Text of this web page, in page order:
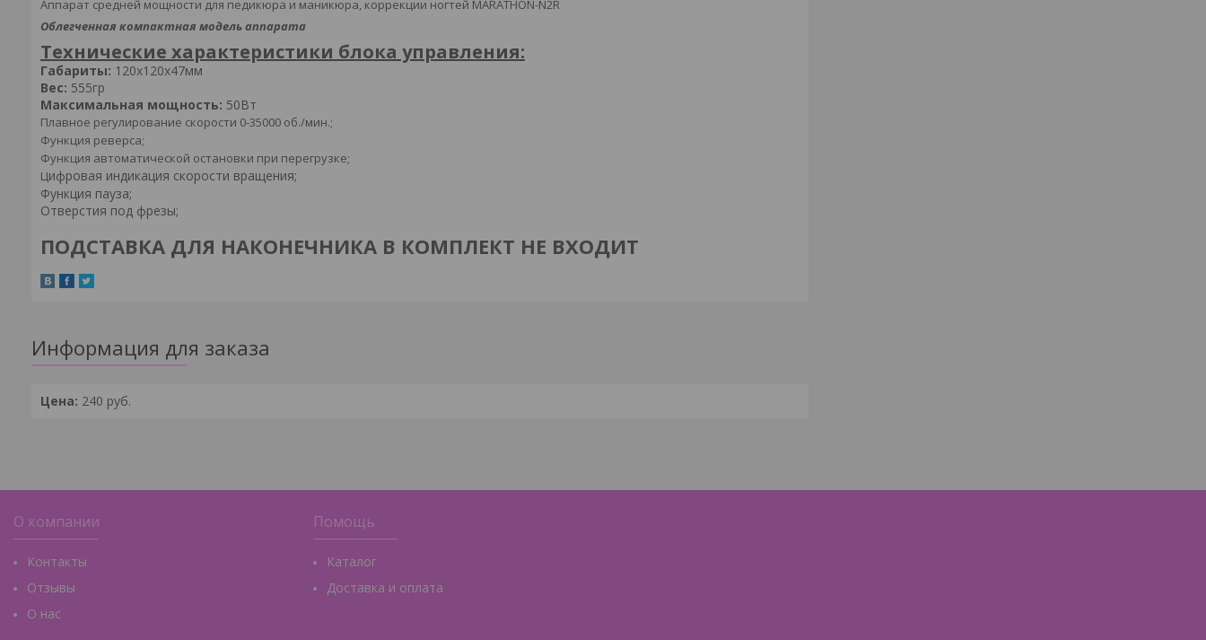
Аппарат средней мощности для педикюра и маникюра, коррекции ногтей MARATHON-N2R
Облегченная компактная модель аппарата
Технические характеристики блока управления:
Габариты: 120х120х47мм
Вес: 555гр
Максимальная мощность: 50Вт
Плавное регулирование скорости 0-35000 об./мин.;
Функция реверса;
Функция автоматической остановки при перегрузке;
Цифровая индикация скорости вращения;
Функция пауза;
Отверстия под фрезы;
ПОДСТАВКА ДЛЯ НАКОНЕЧНИКА В КОМПЛЕКТ НЕ ВХОДИТ
Информация для заказа
Цена: 240 руб.
О компании
Контакты
Отзывы
О нас
Помощь
Каталог
Доставка и оплата